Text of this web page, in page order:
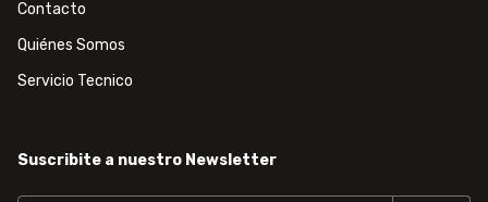
Contacto
Quiénes Somos
Servicio Tecnico
Suscribite a nuestro Newsletter